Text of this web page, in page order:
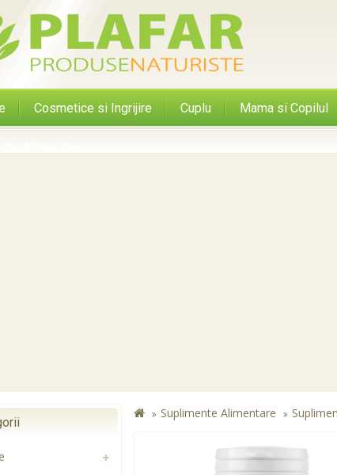
Cosmetice si Ingrijire Cuplu Mama si Copilul
Suplimente Alimentare